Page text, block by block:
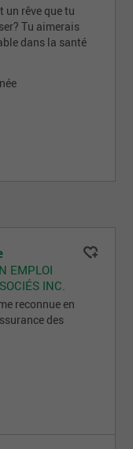
un rêve que tu
Tu aimerais
dans la santé
EMPLOI
INC.
reconnue en
des